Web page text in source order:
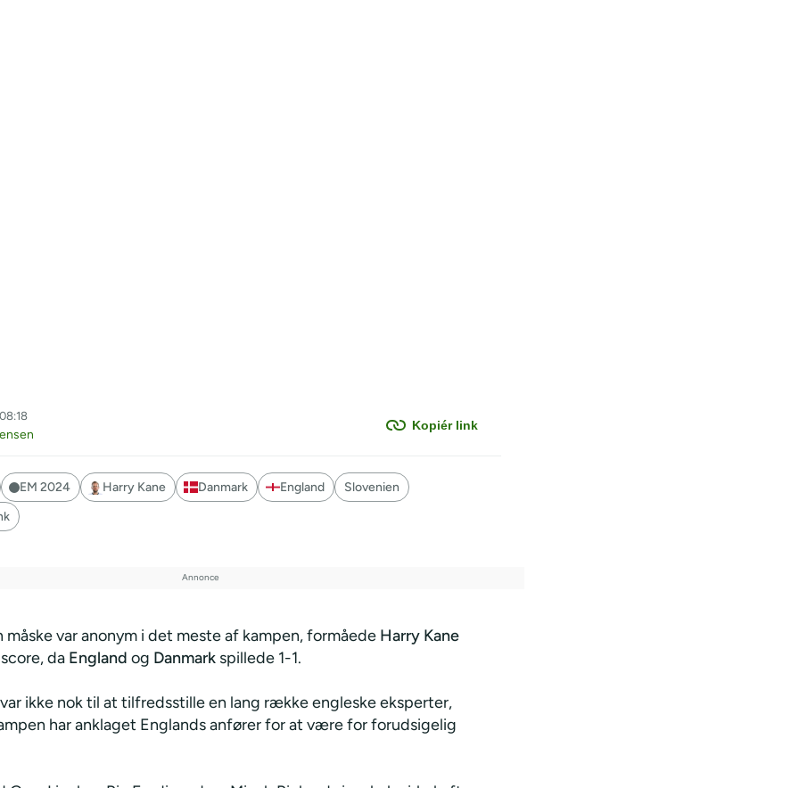
Kopiér link
Harry Kane Danmark England
EM 2024
Slovenien
måske var anonym i det meste af kampen, formåede Harry Kane
da England og Danmark spillede 1-1.
ikke nok til at tilfredsstille en lang række engleske eksperter,
har anklaget Englands anfører for at være for forudsigelig